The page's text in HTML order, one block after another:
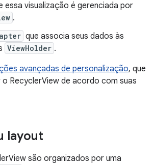
essa visualização é gerenciada por
.
que associa seus dados às
ViewHolder .
avançadas de personalização, que
RecyclerView de acordo com suas
layout
são organizados por uma